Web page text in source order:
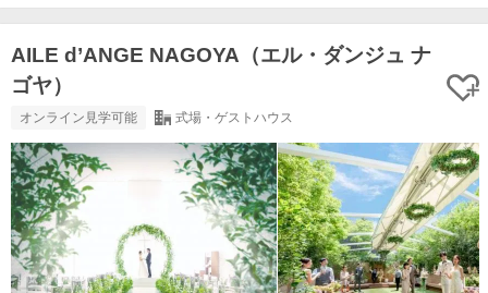
AILE d’ANGE NAGOYA（エル・ダンジュ ナ
ゴヤ）
オンライン見学可能 式場・ゲストハウス